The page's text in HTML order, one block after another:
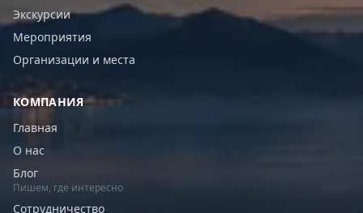
Экскурсии
Мероприятия
Организации и места
КОМПАНИЯ
Главная
О нас
Блог
Пишем, где интересно
Сотрудничество